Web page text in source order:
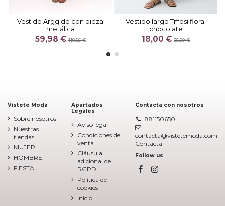
Vestido Arggido con pieza
metálica
59,98 €119,95 €
Vestido largo Tiffosi floral
chocolate
18,00 € 35,99 €
Vístete Moda
Sobre nosotros
Nuestras
tiendas
MUJER
HOMBRE
FIESTA
Apartados
Legales
Aviso legal
Condiciones de
venta
Cláusula
adicional de
RGPD
Política de
cookies
Inicio
Contacta con nosotros
881150650
contacta@vistetemoda.com
Contacta
Follow us